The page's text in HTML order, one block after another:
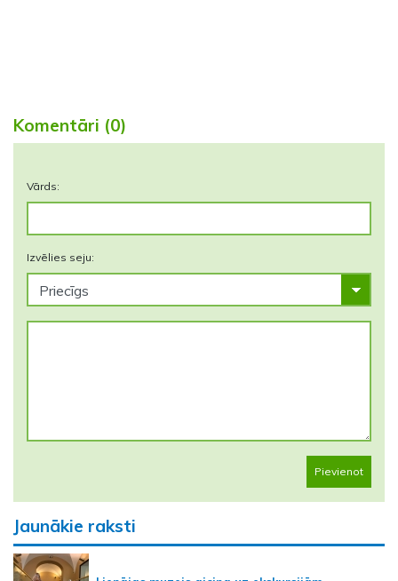
Komentāri (0)
Vārds:
Izvēlies seju:
Pievienot
Jaunākie raksti